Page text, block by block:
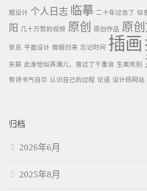
题设计 个人日志 临摹 二十年过去了 似
阳
几十万赞的视频 原创 原创作品 原
安总 平面设计 御姐归来 忘记时间 插画
失联 此身恰似弄潮儿，曾过了千重浪 生离死别
有诗书气自华 认识自己的过程 论语 设计师网站
归档
2026年6月
2025年8月